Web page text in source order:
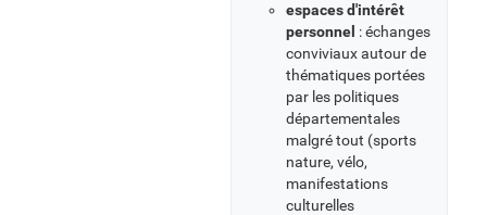
espaces d'intérêt
personnel : échanges
conviviaux autour de
thématiques portées
par les politiques
départementales
malgré tout (sports
nature, vélo,
manifestations
culturelles